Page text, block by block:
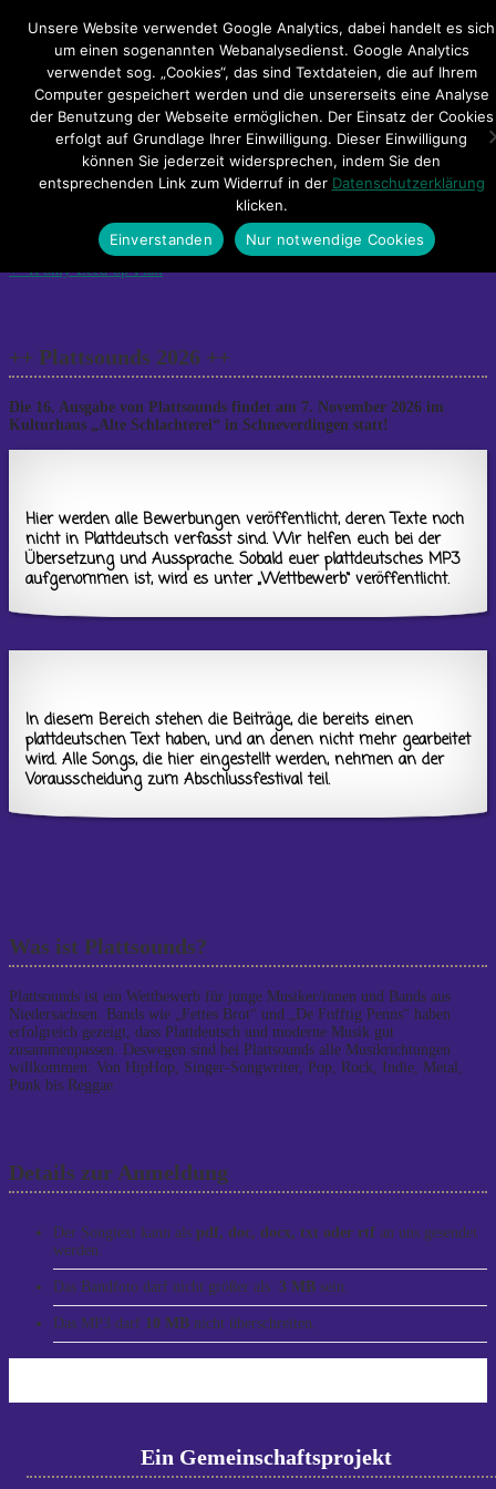
Impressum Datenschutzerklärung
Teilnahmebedingungen
Sitemap
Kontakt
IFonly-Leed-op-Platt
Post
←IFonly-Leed-op-Platt
++ Plattsounds 2026 ++
Die 16. Ausgabe von Plattsounds findet am 7. November 2026 im
Kulturhaus „Alte Schlachterei“ in Schneverdingen statt!
Hier werden alle Bewerbungen veröffentlicht, deren Texte noch
nicht in Plattdeutsch verfasst sind. Wir helfen euch bei der
Übersetzung und Aussprache. Sobald euer plattdeutsches MP3
aufgenommen ist, wird es unter „Wettbewerb“ veröffentlicht.
In diesem Bereich stehen die Beiträge, die bereits einen
plattdeutschen Text haben, und an denen nicht mehr gearbeitet
wird. Alle Songs, die hier eingestellt werden, nehmen an der
Vorausscheidung zum Abschlussfestival teil.
Was ist Plattsounds?
Plattsounds ist ein Wettbewerb für junge Musiker/innen und Bands aus
Niedersachsen. Bands wie „Fettes Brot“ und „De Fofftig Penns“ haben
erfolgreich gezeigt, dass Plattdeutsch und moderne Musik gut
zusammenpassen. Deswegen sind bei Plattsounds alle Musikrichtungen
willkommen: Von HipHop, Singer-Songwriter, Pop, Rock, Indie, Metal,
Punk bis Reggae.
Details zur Anmeldung
Der Songtext kann als pdf, doc, docx, txt oder rtf an uns gesendet
werden.
Das Bandfoto darf nicht größer als 3 MB sein.
Das MP3 darf 10 MB nicht überschreiten.
Ein Gemeinschaftsprojekt
Hauptmenü
Unsere Website verwendet Google Analytics, dabei handelt es sich
um einen sogenannten Webanalysedienst. Google Analytics
verwendet sog. „Cookies“, das sind Textdateien, die auf Ihrem
Computer gespeichert werden und die unsererseits eine Analyse
der Benutzung der Webseite ermöglichen. Der Einsatz der Cookies
erfolgt auf Grundlage Ihrer Einwilligung. Dieser Einwilligung
können Sie jederzeit widersprechen, indem Sie den
entsprechenden Link zum Widerruf in der Datenschutzerklärung
klicken.
Einverstanden
Nur notwendige Cookies